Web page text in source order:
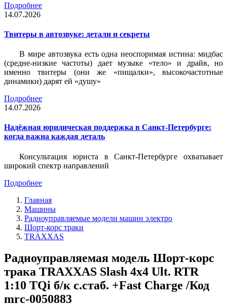
Подробнее
14.07.2026
Твитеры в автозвуке: детали и секреты
В мире автозвука есть одна неоспоримая истина: мидбас
(средне-низкие частоты) дает музыке «тело» и драйв, но
именно твитеры (они же «пищалки», высокочастотные
динамики) дарят ей «душу»
Подробнее
14.07.2026
Надёжная юридическая поддержка в Санкт-Петербурге:
когда важна каждая деталь
Консультация юриста в Санкт-Петербурге охватывает
широкий спектр направлений
Подробнее
Главная
Машины
Радиоуправляемые модели машин электро
Шорт-корс траки
TRAXXAS
Радиоуправляемая модель Шорт-корс
трака TRAXXAS Slash 4x4 Ult. RTR
1:10 TQi б/к с.стаб. +Fast Charge /Код
mrc-0050883